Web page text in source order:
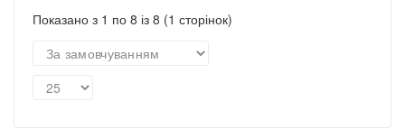
Показано з 1 по 8 із 8 (1 сторінок)